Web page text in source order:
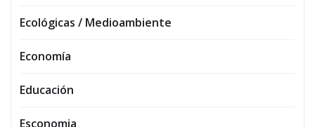
Ecológicas / Medioambiente
Economía
Educación
Esconomia